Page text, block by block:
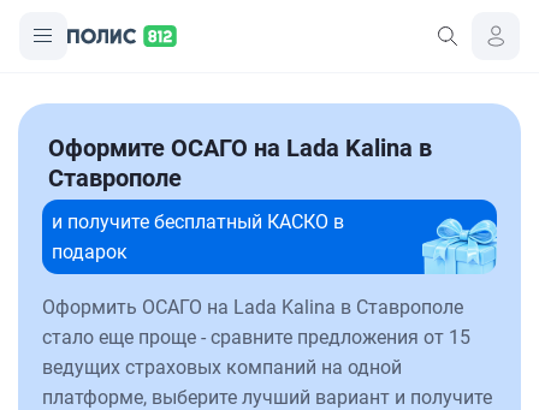
Оформите ОСАГО на Lada Kalina в
Ставрополе
и получите бесплатный КАСКО в
подарок
Оформить ОСАГО на Lada Kalina в Ставрополе
стало еще проще - сравните предложения от 15
ведущих страховых компаний на одной
платформе, выберите лучший вариант и получите